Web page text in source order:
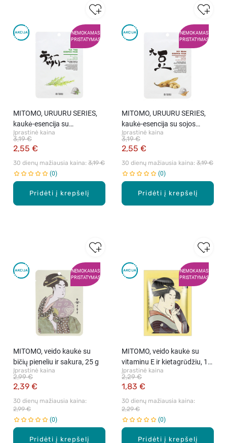
NEMOKAMAS
PRISTATYMAS
Pridėti į krepšelį
MITOMO, URUURU SERIES,
kaukė-esencija su
arbatmedžio aliejumi, 25 g
Įprastinė kaina
2,55 €
3,19 €
30 dienų mažiausia kaina: 3,19 €
0
NEMOKAMAS
PRISTATYMAS
Pridėti į krepšelį
MITOMO, URUURU SERIES,
kaukė-esencija su sojos
pupelėmis, 25 g
Įprastinė kaina
2,55 €
3,19 €
30 dienų mažiausia kaina: 3,19 €
0
NEMOKAMAS
PRISTATYMAS
Pridėti į krepšelį
MITOMO, veido kaukė su
bičių pieneliu ir sakura, 25 g
Įprastinė kaina
2,39 €
2,99 €
30 dienų mažiausia kaina:
2,99 €
0
NEMOKAMAS
PRISTATYMAS
Pridėti į krepšelį
MITOMO, veido kaukė su
vitaminu E ir kietagrūdžiu, 1
vnt.
Įprastinė kaina
1,83 €
2,29 €
30 dienų mažiausia kaina:
2,29 €
0